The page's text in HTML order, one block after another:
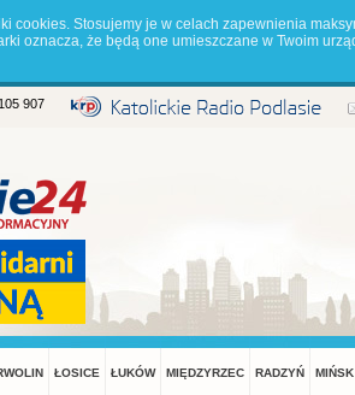
cookies. Stosujemy je w celach zapewnienia
oznacza, że będą one umieszczane w Twoim
907
ŁOSICE ŁUKÓW MIĘDZYRZEC RADZYŃ MIŃSK